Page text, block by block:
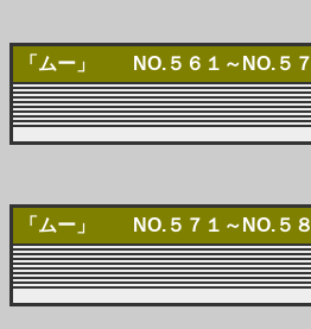
「ムー」 NO.５６１～NO.５
「ムー」 NO.５７１～NO.５８